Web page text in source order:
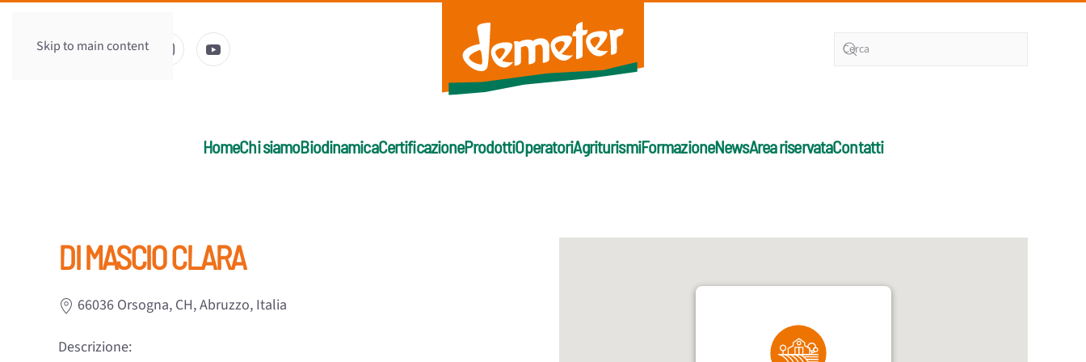
Skip to main content
HomeChi siamoBiodinamicaCertificazioneProdottiOperatoriAgriturismiFormazioneNewsArea riservataContatti
DI MASCIO CLARA
66036 Orsogna, CH, Abruzzo, Italia
Descrizione: